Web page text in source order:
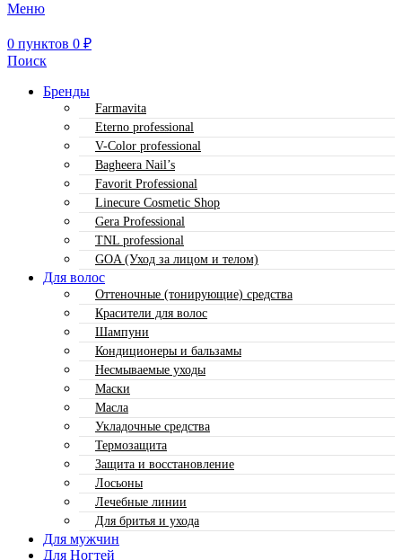
Меню
0 пунктов 0 ₽
Поиск
Бренды
Farmavita
Eterno professional
V-Color professional
Bagheera Nail’s
Favorit Professional
Linecure Cosmetic Shop
Gera Professional
TNL professional
GOA (Уход за лицом и телом)
Для волос
Оттеночные (тонирующие) средства
Красители для волос
Шампуни
Кондиционеры и бальзамы
Несмываемые уходы
Маски
Масла
Укладочные средства
Термозащита
Защита и восстановление
Лосьоны
Лечебные линии
Для бритья и ухода
Для мужчин
Для Ногтей